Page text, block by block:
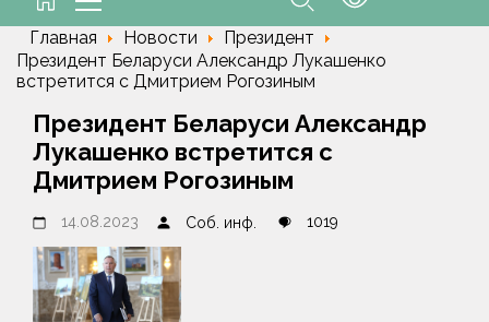
Главная Новости
Президент
Президент Беларуси Александр Лукашенко
встретится с Дмитрием Рогозиным
Президент Беларуси Александр
Лукашенко встретится с
Дмитрием Рогозиным
14.08.2023 Соб. инф. 1019